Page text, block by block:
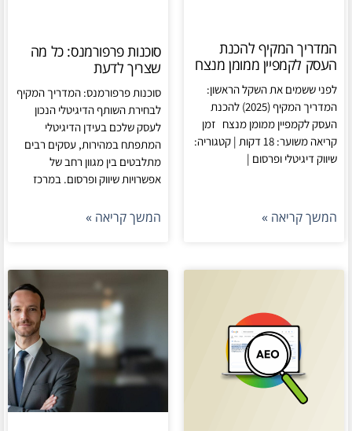
המדריך המקיף להכנת
העסק לקמפיין ממומן מנצח
לפני ששמים את השקל הראשון:
המדריך המקיף (2025) להכנת
העסק לקמפיין ממומן מנצח זמן
קריאה משוער: 18 דקות | קטגוריה:
שיווק דיגיטלי ופרסום |
המשך קריאה »
סוכנות פרפורמנס: כל מה
שצריך לדעת
סוכנות פרפורמנס: המדריך המקיף
לבחירת השותף הדיגיטלי הנכון
לעסק שלכם בעידן הדיגיטלי
המתפתח במהירות, עסקים רבים
מתלבטים בין מגוון רחב של
אפשרויות שיווק ופרסום. במרכז
המשך קריאה »